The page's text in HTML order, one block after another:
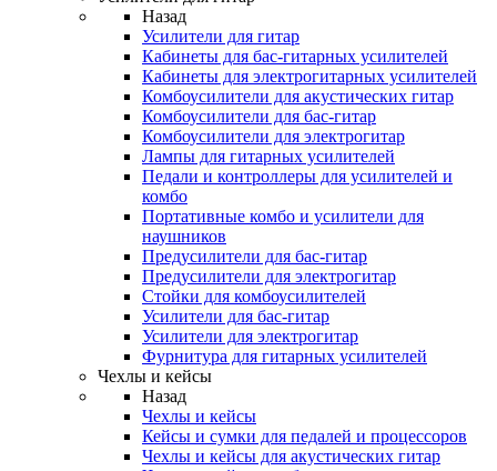
Назад
Усилители для гитар
Кабинеты для бас-гитарных усилителей
Кабинеты для электрогитарных усилителей
Комбоусилители для акустических гитар
Комбоусилители для бас-гитар
Комбоусилители для электрогитар
Лампы для гитарных усилителей
Педали и контроллеры для усилителей и
комбо
Портативные комбо и усилители для
наушников
Предусилители для бас-гитар
Предусилители для электрогитар
Стойки для комбоусилителей
Усилители для бас-гитар
Усилители для электрогитар
Фурнитура для гитарных усилителей
Чехлы и кейсы
Назад
Чехлы и кейсы
Кейсы и сумки для педалей и процессоров
Чехлы и кейсы для акустических гитар